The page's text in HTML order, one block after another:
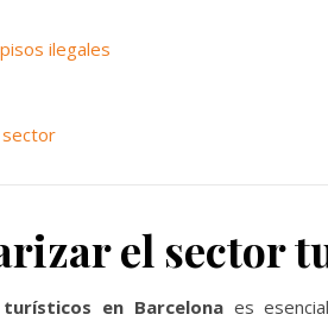
ilegales
sector
el sector
en Barcelonaes